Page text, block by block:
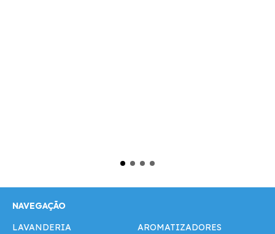
NAVEGAÇÃO
LAVANDERIA
AROMATIZADORES